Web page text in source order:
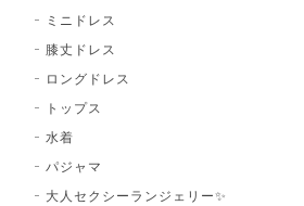
ミニドレス
膝丈ドレス
ロングドレス
トップス
水着
パジャマ
大人セクシーランジェリー✨